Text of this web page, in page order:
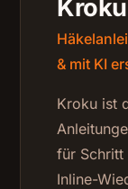
Kroku
& mit KI
Kroku ist
für
Inline-